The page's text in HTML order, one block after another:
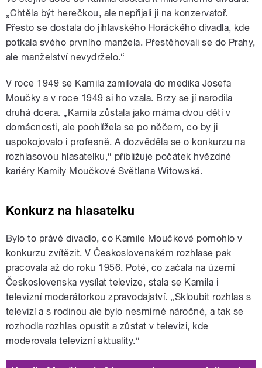
„Chtěla být herečkou, ale nepřijali ji na konzervatoř.
Přesto se dostala do jihlavského Horáckého divadla, kde
potkala svého prvního manžela. Přestěhovali se do Prahy,
ale manželství nevydrželo.“
V roce 1949 se Kamila zamilovala do medika Josefa
Moučky a v roce 1949 si ho vzala. Brzy se jí narodila
druhá dcera. „Kamila zůstala jako máma dvou dětí v
domácnosti, ale poohlížela se po něčem, co by ji
uspokojovalo i profesně. A dozvěděla se o konkurzu na
rozhlasovou hlasatelku,“ přibližuje počátek hvězdné
kariéry Kamily Moučkové Světlana Witowská.
Konkurz na hlasatelku
Bylo to právě divadlo, co Kamile Moučkové pomohlo v
konkurzu zvítězit. V Československém rozhlase pak
pracovala až do roku 1956. Poté, co začala na území
Československa vysílat televize, stala se Kamila i
televizní moderátorkou zpravodajství. „Skloubit rozhlas s
televizí a s rodinou ale bylo nesmírně náročné, a tak se
rozhodla rozhlas opustit a zůstat v televizi, kde
moderovala televizní aktuality.“